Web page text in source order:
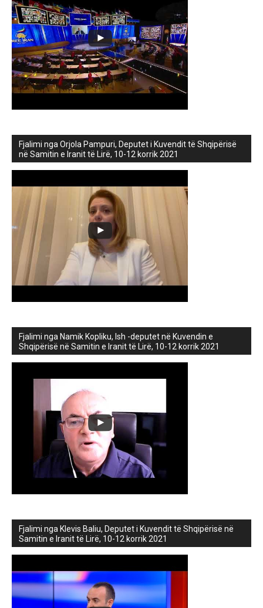
Fjalimi nga Orjola Pampuri, Deputet i Kuvendit të Shqipërisë
në Samitin e Iranit të Lirë, 10-12 korrik 2021
Fjalimi nga Namik Kopliku, Ish -deputet në Kuvendin e
Shqipërisë në Samitin e Iranit të Lirë, 10-12 korrik 2021
Fjalimi nga Klevis Baliu, Deputet i Kuvendit të Shqipërisë në
Samitin e Iranit të Lirë, 10-12 korrik 2021